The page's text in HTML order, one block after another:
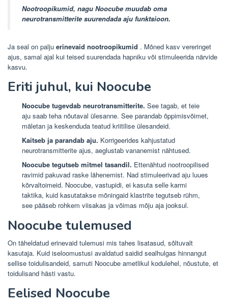
Nootroopikumid, nagu Noocube muudab oma
neurotransmitterite suurendada aju funktsioon.
Ja seal on palju erinevaid nootroopikumid . Mõned kasv vereringet
ajus, samal ajal kui teised suurendada hapniku või stimuleerida närvide
kasvu.
Eriti juhul, kui Noocube
Noocube tugevdab neurotransmitterite. See tagab, et teie
aju saab teha nõutaval ülesanne. See parandab õppimisvõimet,
mäletan ja keskenduda teatud kriitilise ülesandeid.
Kaitseb ja parandab aju. Korrigeerides kahjustatud
neurotransmitterite ajus, aeglustab vananemist nähtused.
Noocube tegutseb mitmel tasandil. Ettenähtud nootroopilised
ravimid pakuvad raske lähenemist. Nad stimuleerivad aju luues
kõrvaltoimeid. Noocube, vastupidi, ei kasuta selle karmi
taktika, kuid kasutatakse mõningaid klastrite tegutseb rühm,
see pääseb rohkem viisakas ja võimas mõju aja jooksul.
Noocube tulemused
On täheldatud erinevaid tulemusi mis tahes lisatasud, sõltuvalt
kasutaja. Kuid iseloomustusi avaldatud saidid sealhulgas hinnangut
sellise toidulisandeid, samuti Noocube ametlikul kodulehel, nõustute, et
toidulisand hästi vastu.
Eelised Noocube